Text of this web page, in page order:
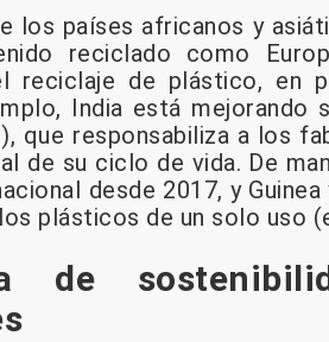
los países africanos y
reciclado como
reciclaje de plástico, en
India está mejorando
que responsabiliza a los
de su ciclo de vida. De
desde 2017, y
plásticos de un solo uso
de